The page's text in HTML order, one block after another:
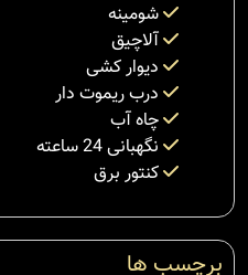
شومینه
آلاچیق
دیوار کشی
درب ریموت دار
چاه آب
نگهبانی 24 ساعته
کنتور برق
برچسب ها